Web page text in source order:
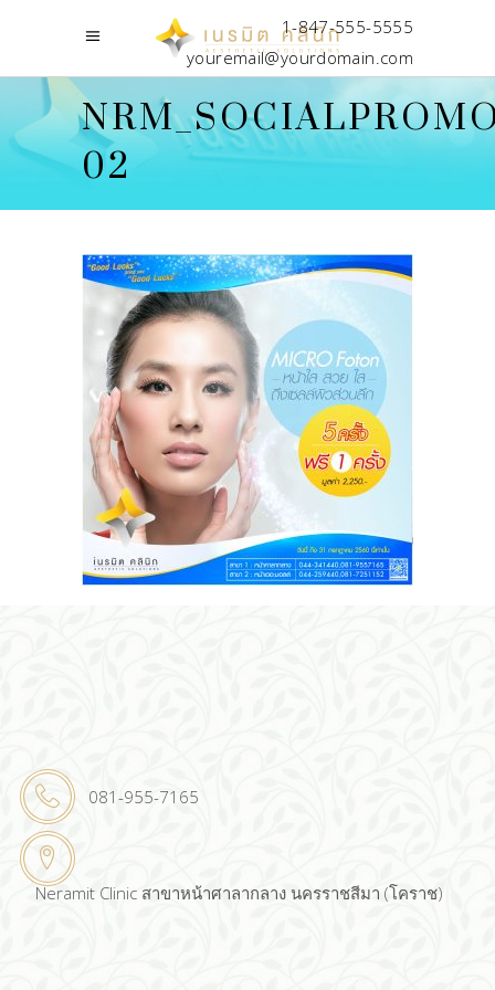
1-847-555-5555
youremail@yourdomain.com
02
081-955-7165
Neramit Clinic สาขาหน้าศาลากลาง นครราชสีมา (โคราช)